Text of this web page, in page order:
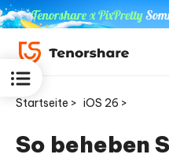
Startseite > iOS 26 >
So beheben